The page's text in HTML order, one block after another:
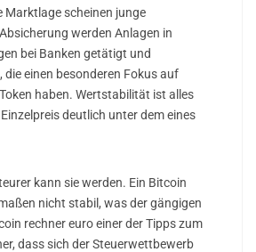
Marktlage scheinen junge
werden Anlagen in
bei Banken getätigt und
einen besonderen Fokus auf
haben. Wertstabilität ist alles
deutlich unter dem eines
kann sie werden. Ein Bitcoin
nicht stabil, was der gängigen
rechner euro einer der Tipps zum
dass sich der Steuerwettbewerb